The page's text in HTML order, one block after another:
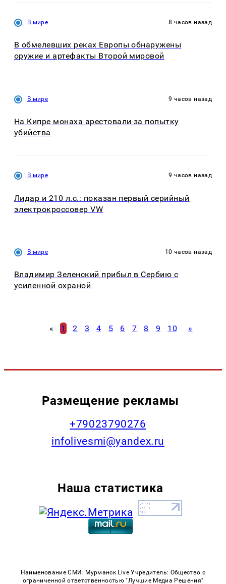
В мире 8 часов назад
В обмелевших реках Европы обнаружены
оружие и артефакты Второй мировой
В мире 9 часов назад
На Кипре монаха арестовали за попытку
убийства
В мире 9 часов назад
Лидар и 210 л.с.: показан первый серийный
электрокроссовер VW
В мире 10 часов назад
Владимир Зеленский прибыл в Сербию с
усиленной охраной
« 1 2 3 4 5 6 7 8 9 10 »
Размещение рекламы
+79023790276
infolivesmi@yandex.ru
Наша статистика
Наименование СМИ: Мурманск Live Учредитель: Общество с
ограниченной ответственностью "Лучшие Медиа Решения"